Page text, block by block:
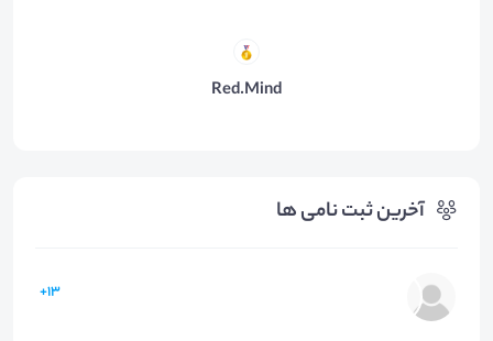
آخرین ثبت نامی ها
13+
Red.Mind